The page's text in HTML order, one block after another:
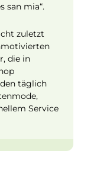
san mia“.
zuletzt
die in
täglich
Service